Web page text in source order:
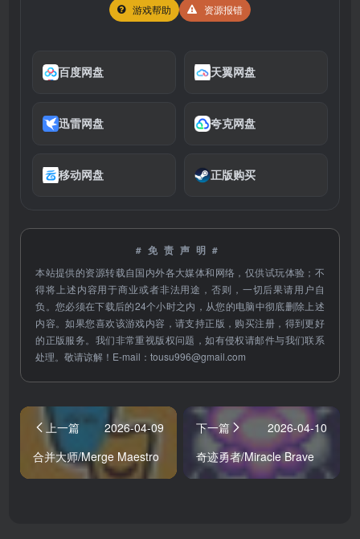
游戏帮助 资源报错
百度网盘 天翼网盘
迅雷网盘 夸克网盘
移动网盘 正版购买
#免责声明#
本站提供的资源转载自国内外各大媒体和网络，仅供试玩体验；不
得将上述内容用于商业或者非法用途，否则，一切后果请用户自
负。您必须在下载后的24个小时之内，从您的电脑中彻底删除上述
内容。如果您喜欢该游戏内容，请支持正版，购买注册，得到更好
的正版服务。我们非常重视版权问题，如有侵权请邮件与我们联系
处理。敬请谅解！E-mail：tousu996@gmail.com
上一篇
2026-04-09
合并大师/Merge Maestro
下一篇
2026-04-10
奇迹勇者/Miracle Brave